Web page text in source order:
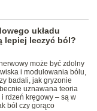
układu
lepiej leczyć ból?
może być zdolny
i modulowania bólu,
badali, jak gryzonie
uznawana teoria
rdzeń kręgowy – są w
ból czy gorąco